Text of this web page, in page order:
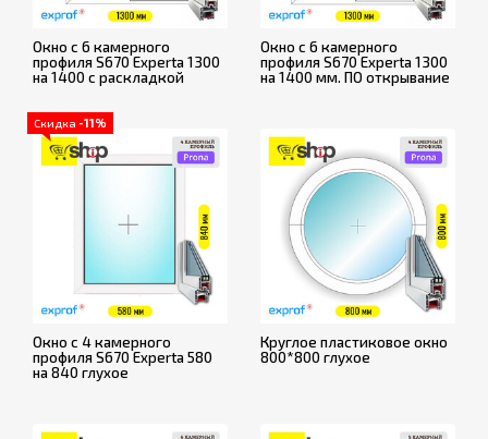
Окно с 6 камерного
профиля S670 Experta 1300
на 1400 с раскладкой
Окно с 6 камерного
профиля S670 Experta 1300
на 1400 мм. ПО открывание
Скидка -11%
Окно с 4 камерного
профиля S670 Experta 580
на 840 глухое
Круглое пластиковое окно
800*800 глухое